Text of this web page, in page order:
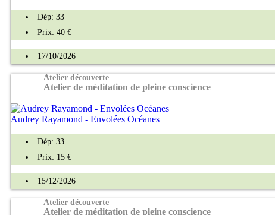
Dép: 33
Prix: 40 €
17/10/2026
Atelier découverte
Atelier de méditation de pleine conscience
Audrey Rayamond - Envolées Océanes
Dép: 33
Prix: 15 €
15/12/2026
Atelier découverte
Atelier de méditation de pleine conscience